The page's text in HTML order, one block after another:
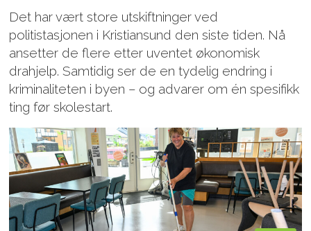
Det har vært store utskiftninger ved
politistasjonen i Kristiansund den siste tiden. Nå
ansetter de flere etter uventet økonomisk
drahjelp. Samtidig ser de en tydelig endring i
kriminaliteten i byen – og advarer om én spesifikk
ting før skolestart.